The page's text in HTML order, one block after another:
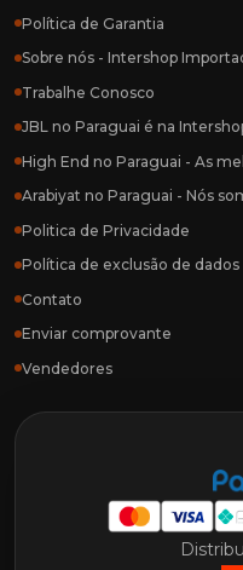
Política de Garantia
Sobre nós - Intershop
Trabalhe Conosco
JBL no Paraguai é na
High End no Paraguai - As
Arabiyat no Paraguai - Nós
Politica de Privacidade
Política de exclusão de dados
Contato
Enviar comprovante
Vendedores